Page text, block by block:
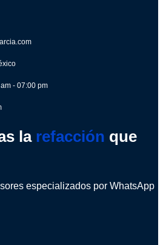
- 07:00 pm
la refacción que
especializados por WhatsApp